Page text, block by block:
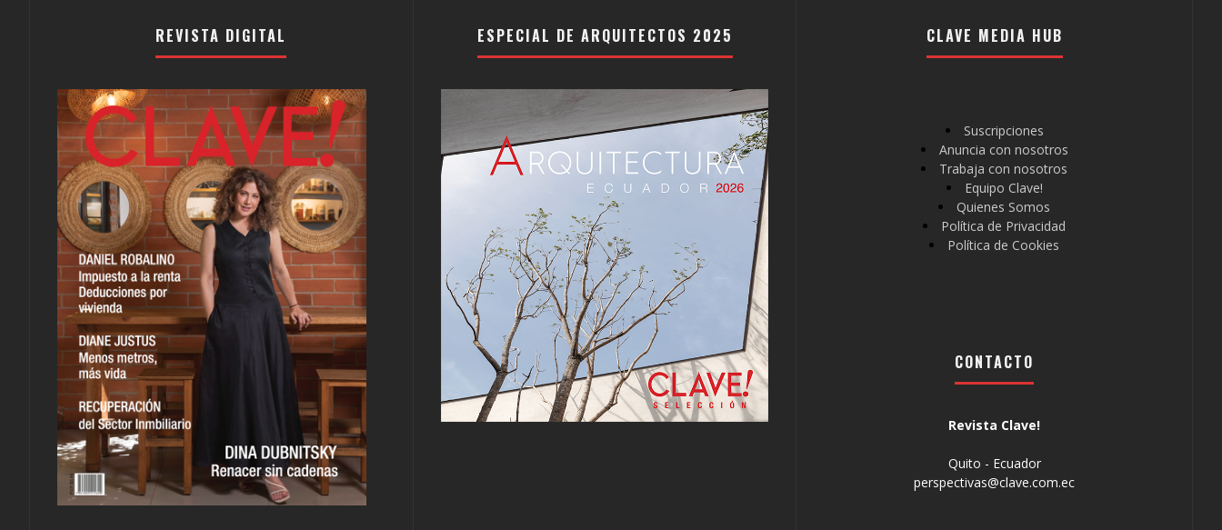
REVISTA DIGITAL ESPECIAL DE ARQUITECTOS 2025 CLAVE MEDIA HUB
Suscripciones
Anuncia con nosotros
Trabaja con nosotros
Equipo Clave!
Quienes Somos
Política de Privacidad
Política de Cookies
CONTACTO
Revista Clave!
Quito - Ecuador
perspectivas@clave.com.ec